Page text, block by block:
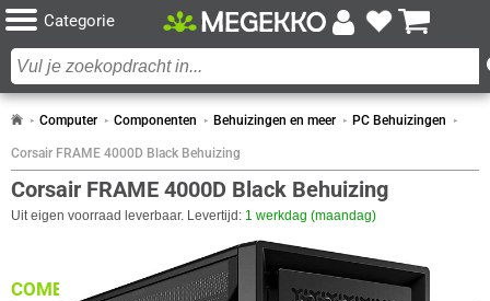
Categorie
Computer Componenten Behuizingen en meer PC Behuizingen
Corsair FRAME 4000D Black Behuizing
Corsair FRAME 4000D Black Behuizing
Uit eigen voorraad leverbaar. Levertijd: 1 werkdag (maandag)
COMBINEER